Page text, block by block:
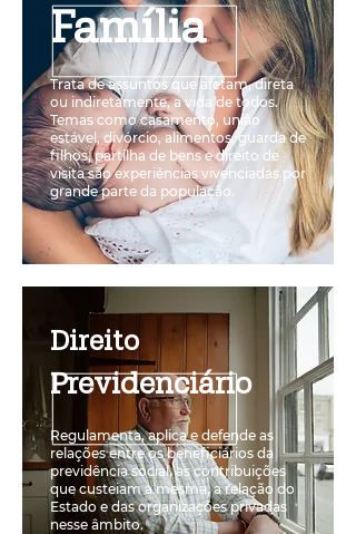
Trata de assuntos que afetam, direta
ou indiretamente, a vida de todos.
Temas como casamento, união
estável, divórcio, alimentos, guarda de
filhos, partilha de bens e direito de
visita são experiências vivenciadas por
grande parte da população.
Família
Regulamenta, aplica e defende as
relações entre os beneficiários da
previdência social, as contribuições
que custeiam a mesma, a relação do
Estado e das organizações privadas
nesse âmbito.
Direito
Previdenciário